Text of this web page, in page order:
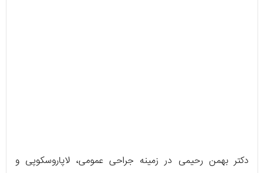
دکتر بهمن رحیمی در زمینه جراحی عمومی، لاپاروسکوپی و